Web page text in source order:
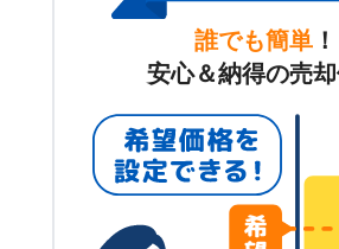
誰でも簡単 ！
安心＆納得の売